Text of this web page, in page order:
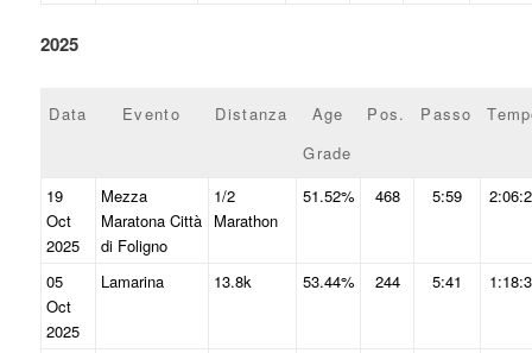
2025
Data Evento Distanza
Age
Grade
Pos. Passo
19
Oct
2025
Mezza
Maratona Città
di Foligno
1/2
Marathon
51.52% 468 5:59
05
Oct
2025
Lamarina 13.8k 53.44% 244 5:41